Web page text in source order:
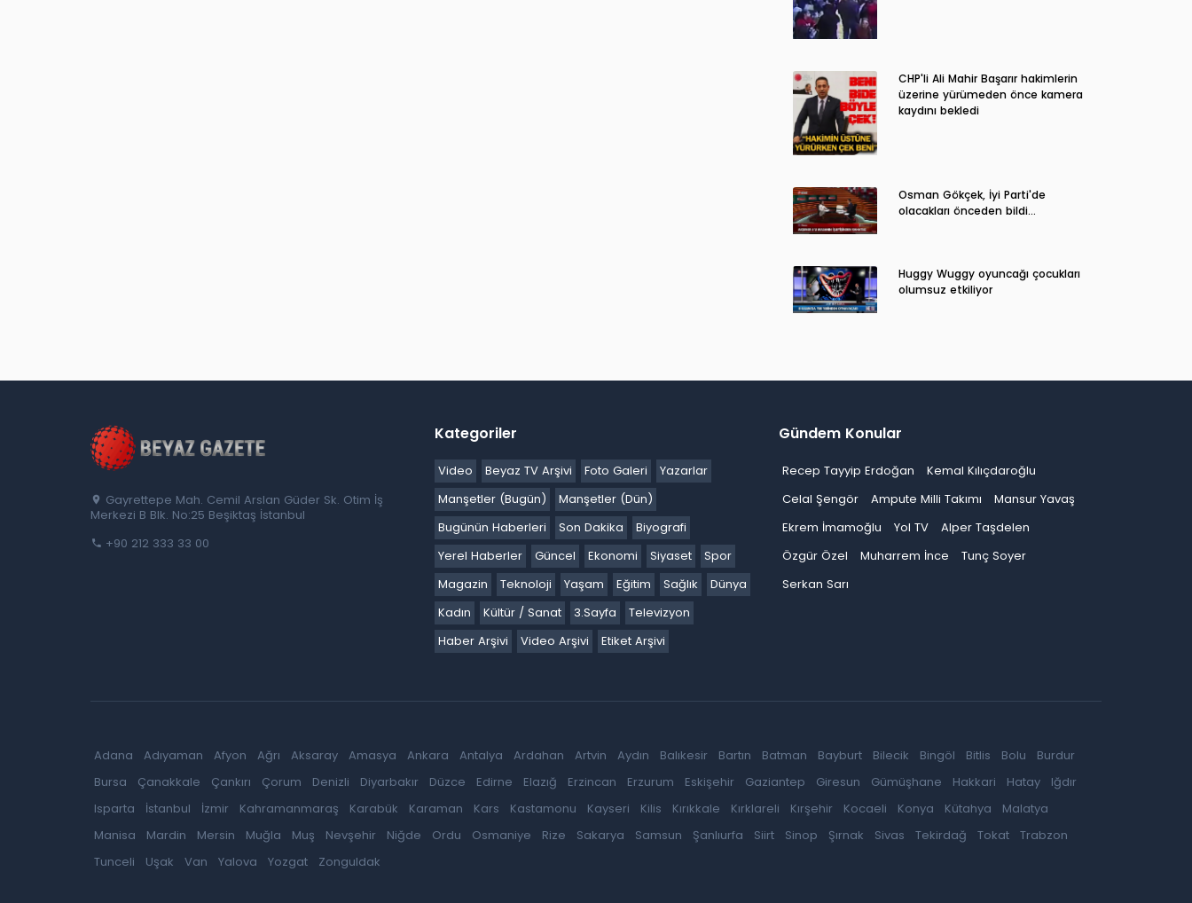
CHP'li Ali Mahir Başarır hakimlerin
üzerine yürümeden önce kamera
kaydını bekledi
Osman Gökçek, İyi Parti'de
olacakları önceden bildi...
Huggy Wuggy oyuncağı çocukları
olumsuz etkiliyor
Gayrettepe Mah. Cemil Arslan Güder Sk. Otim İş
Merkezi B Blk. No:25 Beşiktaş İstanbul
+90 212 333 33 00
Kategoriler
Video Beyaz TV Arşivi Foto Galeri
Yazarlar
Manşetler (Bugün)
Manşetler (Dün)
Bugünün Haberleri
Son Dakika
Biyografi
Yerel Haberler
Güncel Ekonomi Siyaset
Spor
Magazin
Teknoloji Yaşam Eğitim Sağlık
Dünya
Kadın
Kültür / Sanat 3.Sayfa
Televizyon
Haber Arşivi
Video Arşivi Etiket Arşivi
Gündem Konular
Recep Tayyip Erdoğan
Kemal Kılıçdaroğlu
Celal Şengör
Ampute Milli Takımı
Mansur Yavaş
Ekrem İmamoğlu
Yol TV
Alper Taşdelen
Özgür Özel
Muharrem İnce
Tunç Soyer
Serkan Sarı
Adana Adıyaman Afyon Ağrı Aksaray Amasya Ankara Antalya Ardahan Artvin Aydın Balıkesir Bartın Batman Bayburt Bilecik Bingöl Bitlis Bolu
Burdur
Bursa
Çanakkale Çankırı Çorum Denizli Diyarbakır Düzce Edirne Elazığ Erzincan Erzurum Eskişehir Gaziantep Giresun Gümüşhane Hakkari Hatay
Iğdır
Isparta
İstanbul İzmir Kahramanmaraş Karabük Karaman Kars Kastamonu Kayseri Kilis Kırıkkale Kırklareli Kırşehir Kocaeli Konya Kütahya
Malatya
Manisa
Mardin Mersin Muğla Muş Nevşehir Niğde Ordu Osmaniye Rize Sakarya Samsun Şanlıurfa Siirt Sinop Şırnak Sivas Tekirdağ Tokat
Trabzon
Tunceli
Uşak Van Yalova Yozgat Zonguldak